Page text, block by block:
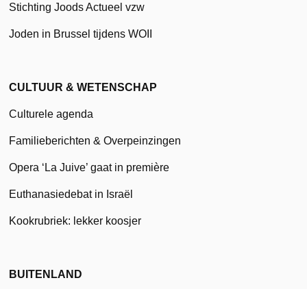
Stichting Joods Actueel vzw
Joden in Brussel tijdens WOII
CULTUUR & WETENSCHAP
Culturele agenda
Familieberichten & Overpeinzingen
Opera ‘La Juive’ gaat in première
Euthanasiedebat in Israël
Kookrubriek: lekker koosjer
BUITENLAND